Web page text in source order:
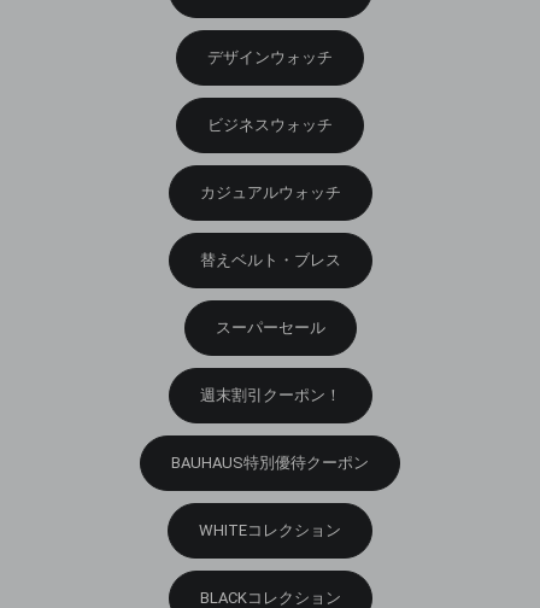
デザインウォッチ
ビジネスウォッチ
カジュアルウォッチ
替えベルト・ブレス
スーパーセール
週末割引クーポン！
BAUHAUS特別優待クーポン
WHITEコレクション
BLACKコレクション